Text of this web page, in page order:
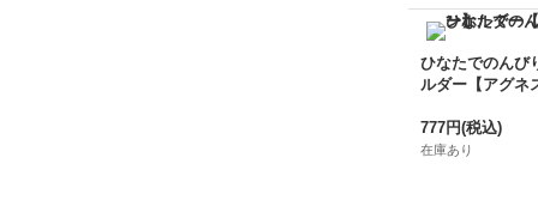
ひなたでのんび
ルダー【アグネ
777円(税込)
在庫あり